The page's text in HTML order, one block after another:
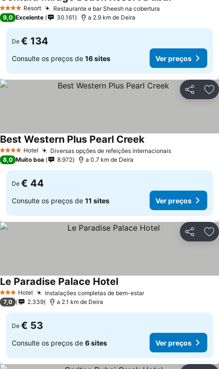
4 EstrelasResort Restaurante e bar Sheesh na cobertura
9,0 Excelente 30.161 a 2.9 km de Deira
De € 134
Consulte os preços de 16 sites Ver preços
Partilhar
4 EstrelasHotel Diversas opções de refeições internacionais
Best Western Plus Pearl Creek
8,0 Muito boa 8.972 a 0.7 km de Deira
De € 44
Consulte os preços de 11 sites Ver preços
Partilhar
3 EstrelasHotel Instalações completas de bem-estar
Le Paradise Palace Hotel
7,0 2.339 a 2.1 km de Deira
De € 53
Consulte os preços de 6 sites Ver preços